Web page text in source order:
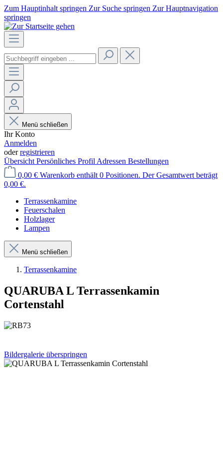
Zum Hauptinhalt springen Zur Suche springen Zur Hauptnavigation
springen
Menü schließen
Ihr Konto
Anmelden
oderregistrieren
Übersicht Persönliches Profil Adressen Bestellungen
0,00 € Warenkorb enthält 0 Positionen. Der Gesamtwert beträgt
0,00 €.
Terrassenkamine
Feuerschalen
Holzlager
Lampen
Menü schließen
Terrassenkamine
QUARUBA L Terrassenkamin
Cortenstahl
Bildergalerie überspringen